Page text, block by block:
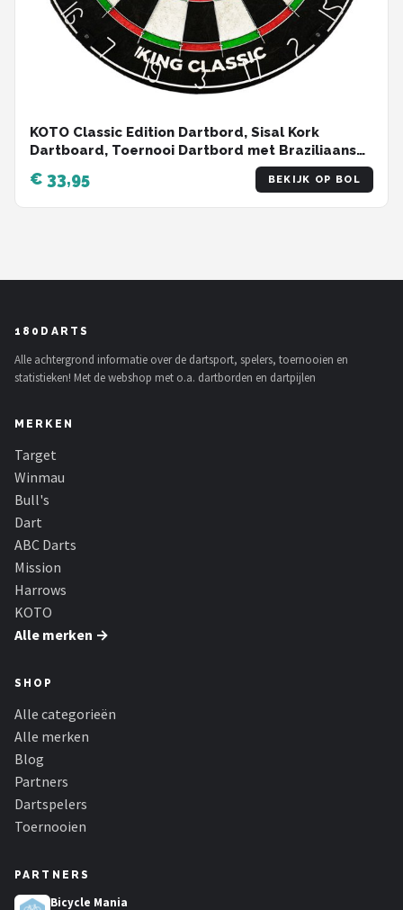
KOTO Classic Edition Dartbord, Sisal Kork
Dartboard, Toernooi Dartbord met Braziliaans
sisal, Incl. Montagesysteem, Dartspel Beginners
& Ervaren spelers
€ 33,95 BEKIJK OP BOL
180DARTS
Alle achtergrond informatie over de dartsport, spelers, toernooien en
statistieken! Met de webshop met o.a. dartborden en dartpijlen
MERKEN
Target
Winmau
Bull's
Dart
ABC Darts
Mission
Harrows
KOTO
Alle merken →
SHOP
Alle categorieën
Alle merken
Blog
Partners
Dartspelers
Toernooien
PARTNERS
Bicycle Mania